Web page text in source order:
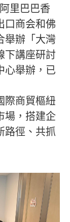
里巴巴香
口商会和佛
舉辦「大灣
下講座研討
心舉辦，已
際商貿樞紐
場，搭建企
路徑、共抓